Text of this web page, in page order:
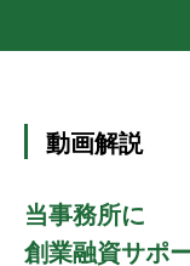
動画解説
当事務所に
創業融資サポ